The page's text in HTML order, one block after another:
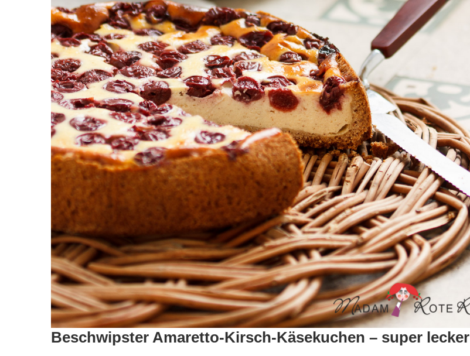
Beschwipster Amaretto-Kirsch-Käsekuchen – super lecker